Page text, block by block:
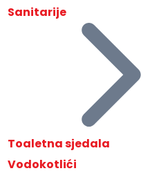
Sanitarije
Toaletna sjedala
Vodokotlići